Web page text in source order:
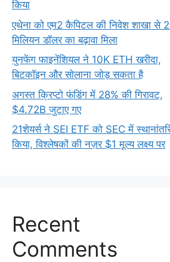
किया
एथेना को एम2 कैपिटल की निवेश शाखा से
मिलियन डॉलर का बढ़ावा मिला
युनफेंग फाइनेंशियल ने 10K ETH खरीदा,
बिटकॉइन और सोलाना जोड़ सकता है
अगस्त क्रिप्टो फंडिंग में 28% की गिरावट,
$4.72B जुटाए गए
21शेयर्स ने SEI ETF को SEC में
किया, विश्लेषकों की नज़र $1 मूल्य लक्ष्य पर
Recent
Comments